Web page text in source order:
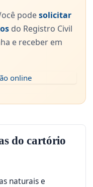
podesolicitar
do Registro Civil
e receber em
do cartório
naturais e